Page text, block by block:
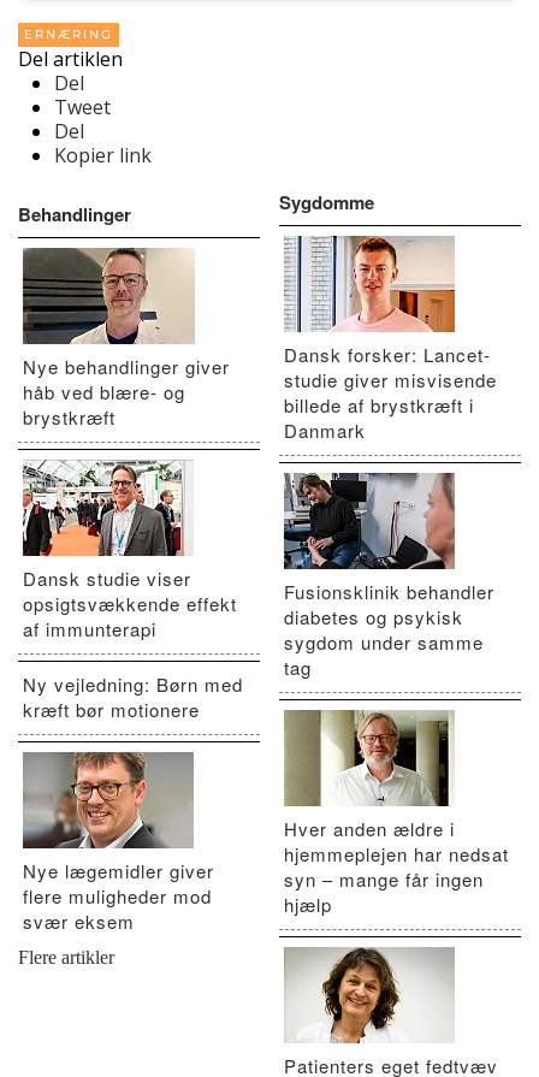
ERNÆRING
Del artiklen
Del
Tweet
Del
Kopier link
Behandlinger
Nye behandlinger giver
håb ved blære- og
brystkræft
Dansk studie viser
opsigtsvækkende effekt
af immunterapi
Ny vejledning: Børn med
kræft bør motionere
Nye lægemidler giver
flere muligheder mod
svær eksem
Flere artikler
Sygdomme
Dansk forsker: Lancet-
studie giver misvisende
billede af brystkræft i
Danmark
Fusionsklinik behandler
diabetes og psykisk
sygdom under samme
tag
Hver anden ældre i
hjemmeplejen har nedsat
syn – mange får ingen
hjælp
Patienters eget fedtvæv